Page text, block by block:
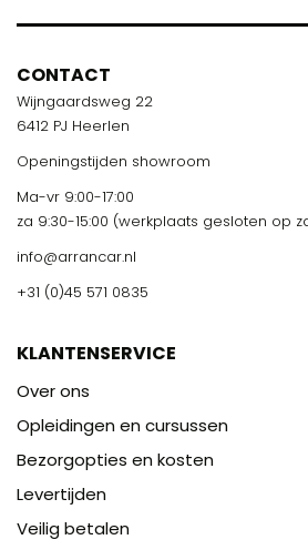
CONTACT
Wijngaardsweg 22
6412 PJ Heerlen
Openingstijden showroom
Ma-vr 9:00-17:00
za 9:30-15:00 (werkplaats gesloten op
info@arrancar.nl
+31 (0)45 571 0835
KLANTENSERVICE
Over ons
Opleidingen en cursussen
Bezorgopties en kosten
Levertijden
Veilig betalen